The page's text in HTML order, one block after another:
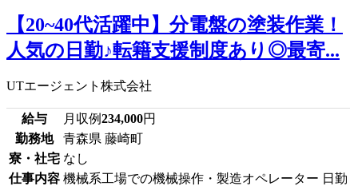
【20~40代活躍中】分電盤の塗装作業！
人気の日勤♪転籍支援制度あり◎最寄...
UTエージェント株式会社
給与 月収例234,000円
勤務地
青森県 藤崎町
寮・社宅 なし
仕事内容 機械系工場での機械操作・製造オペレーター 日勤